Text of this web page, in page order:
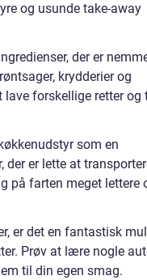
og usunde take-away
der er
krydderier og
lave forskellige retter og
som en
er lette at
på farten meget lettere
er det en fantastisk
Prøv at lære nogle
til din egen smag.